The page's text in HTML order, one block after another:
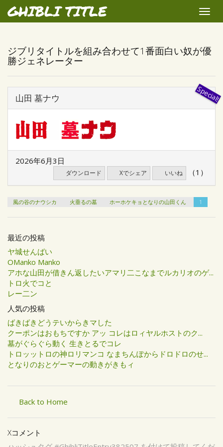
GHIBLI TITLE
Toggle
ジブリタイトルを組み合わせて1番面白い奴が優
勝ジェネレーター
山田 墓ナウ
2026年6月3日
ダウンロード Xでシェア いいね （1）
風の谷のナウシカ 火垂るの墓 ホーホケキョとなりの山田くん 1
最近の投稿
ヤ城せんばい
OManko Manko
アホな山田が借きん返したいアマリ二こなまでルカリオのゲ...
トロ火でコと
レー二ン
人気の投稿
ばきばきどうテいからきマした
クーポンはおもちですか アッ コレはロィヤルホストのク...
墓がぐらぐら動く 生きとるでコレ
トロッットロの神ロリマンコ なまちんぽからドロドロのせ...
となりのおとゲーマーの動きがきもィ
Back to Home
Xコメント